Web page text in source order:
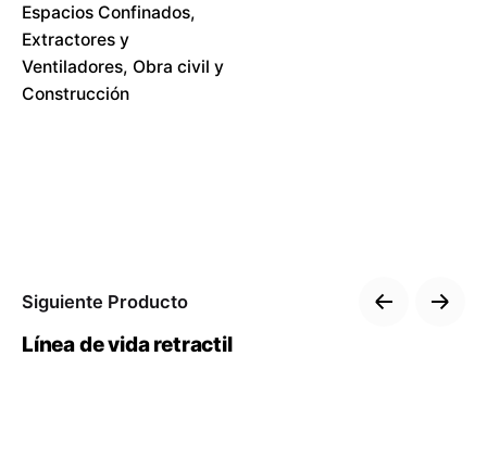
Espacios Confinados
Extractores y
Ventiladores Obra civil y
Construcción
Siguiente Producto
Línea de vida retractil